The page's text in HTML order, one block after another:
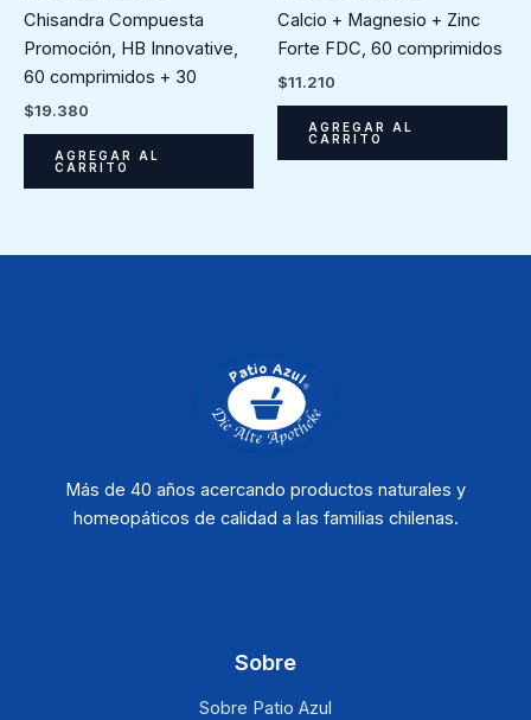
Chisandra Compuesta
Promoción, HB Innovative,
60 comprimidos + 30
$19.380
AGREGAR AL
CARRITO
Calcio + Magnesio + Zinc
Forte FDC, 60 comprimidos
$11.210
AGREGAR AL
CARRITO
Más de 40 años acercando productos naturales y
homeopáticos de calidad a las familias chilenas.
Sobre
Sobre Patio Azul